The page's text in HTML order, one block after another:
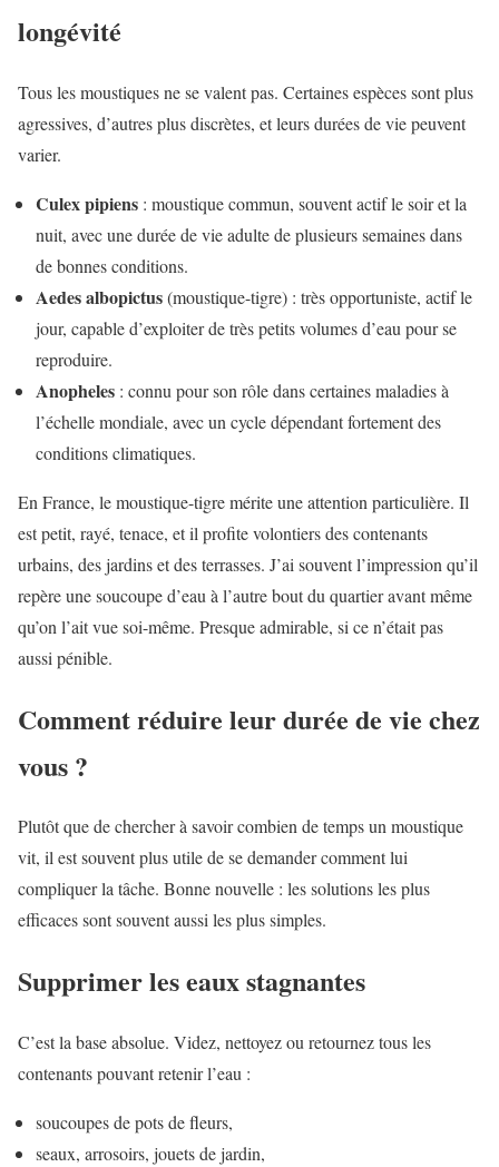
longévité
Tous les moustiques ne se valent pas. Certaines espèces sont plus
agressives, d’autres plus discrètes, et leurs durées de vie peuvent
varier.
Culex pipiens : moustique commun, souvent actif le soir et la
nuit, avec une durée de vie adulte de plusieurs semaines dans
de bonnes conditions.
Aedes albopictus(moustique-tigre) : très opportuniste, actif le
jour, capable d’exploiter de très petits volumes d’eau pour se
reproduire.
Anopheles : connu pour son rôle dans certaines maladies à
l’échelle mondiale, avec un cycle dépendant fortement des
conditions climatiques.
En France, le moustique-tigre mérite une attention particulière. Il
est petit, rayé, tenace, et il profite volontiers des contenants
urbains, des jardins et des terrasses. J’ai souvent l’impression qu’il
repère une soucoupe d’eau à l’autre bout du quartier avant même
qu’on l’ait vue soi-même. Presque admirable, si ce n’était pas
aussi pénible.
Comment réduire leur durée de vie chez
vous ?
Plutôt que de chercher à savoir combien de temps un moustique
vit, il est souvent plus utile de se demander comment lui
compliquer la tâche. Bonne nouvelle : les solutions les plus
efficaces sont souvent aussi les plus simples.
Supprimer les eaux stagnantes
C’est la base absolue. Videz, nettoyez ou retournez tous les
contenants pouvant retenir l’eau :
soucoupes de pots de fleurs,
seaux, arrosoirs, jouets de jardin,